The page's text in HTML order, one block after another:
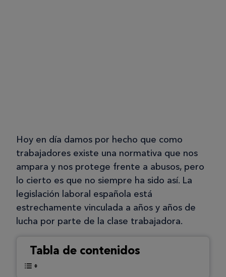
Hoy en día damos por hecho que como
trabajadores existe una normativa que nos
ampara y nos protege frente a abusos, pero
lo cierto es que no siempre ha sido así. La
legislación laboral española está
estrechamente vinculada a años y años de
lucha por parte de la clase trabajadora.
Tabla de contenidos